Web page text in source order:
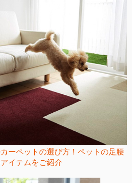
ーペットの選び方！ペットの足腰
イテムをご紹介